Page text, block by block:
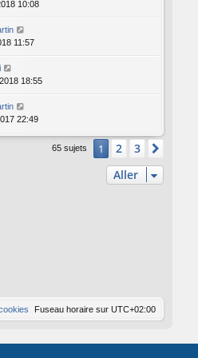
10:08
11:57
18:55
22:49
65 sujets 1 2 3
Aller
Fuseau horaire sur UTC+02:00